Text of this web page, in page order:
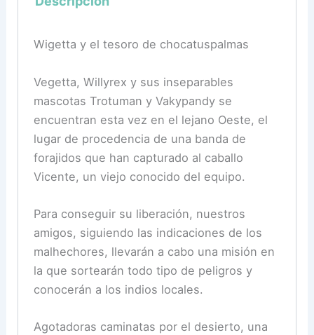
Wigetta y el tesoro de chocatuspalmas
Vegetta, Willyrex y sus inseparables
mascotas Trotuman y Vakypandy se
encuentran esta vez en el lejano Oeste, el
lugar de procedencia de una banda de
forajidos que han capturado al caballo
Vicente, un viejo conocido del equipo.
Para conseguir su liberación, nuestros
amigos, siguiendo las indicaciones de los
malhechores, llevarán a cabo una misión en
la que sortearán todo tipo de peligros y
conocerán a los indios locales.
Agotadoras caminatas por el desierto, una